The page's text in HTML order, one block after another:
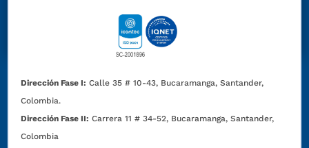
Dirección Fase I: Calle 35 # 10-43, Bucaramanga, Santander,
Colombia.
Dirección Fase II: Carrera 11 # 34-52, Bucaramanga, Santander,
Colombia